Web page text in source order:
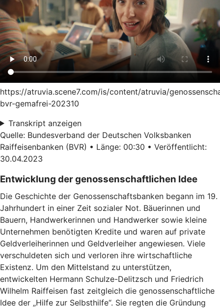
https://atruvia.scene7.com/is/content/atruvia/
bvr-gemafrei-202310
Transkript anzeigen
Quelle: Bundesverband der Deutschen Volksbanken
Raiffeisenbanken (BVR) • Länge: 00:30 • Veröffentlicht:
30.04.2023
Entwicklung der genossenschaftlichen Idee
Die Geschichte der Genossenschaftsbanken begann im 19.
Jahrhundert in einer Zeit sozialer Not. Bäuerinnen und
Bauern, Handwerkerinnen und Handwerker sowie kleine
Unternehmen benötigten Kredite und waren auf private
Geldverleiherinnen und Geldverleiher angewiesen. Viele
verschuldeten sich und verloren ihre wirtschaftliche
Existenz. Um den Mittelstand zu unterstützen,
entwickelten Hermann Schulze-Delitzsch und Friedrich
Wilhelm Raiffeisen fast zeitgleich die genossenschaftliche
Idee der „Hilfe zur Selbsthilfe“. Sie regten die Gründung